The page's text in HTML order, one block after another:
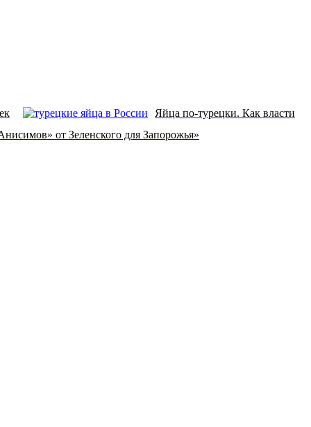
Яйца по-турецки. Как власти
от Зеленского для Запорожья»